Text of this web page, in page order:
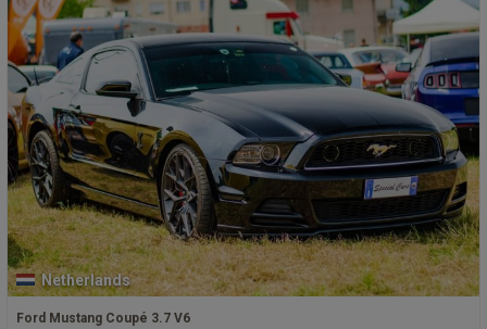
Netherlands
Ford Mustang Coupé 3.7 V6